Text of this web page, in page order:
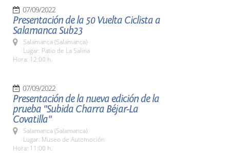
07/09/2022
Presentación de la 50 Vuelta Ciclista a
Salamanca Sub23
Salamanca (Salamanca)
Lugar: Patio de La Salina
Hora: 12:00 h.
07/09/2022
Presentación de la nueva edición de la
prueba "Subida Charra Béjar-La
Covatilla"
Salamanca (Salamanca)
Lugar: Museo de Automoción
Hora: 11:00 h.